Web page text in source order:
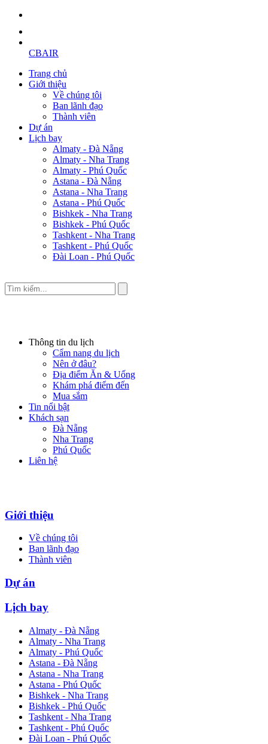
CBAIR
Trang chủ
Giới thiệu
Về chúng tôi
Ban lãnh đạo
Thành viên
Dự án
Lịch bay
Almaty - Đà Nẵng
Almaty - Nha Trang
Almaty - Phú Quốc
Astana - Đà Nẵng
Astana - Nha Trang
Astana - Phú Quốc
Bishkek - Nha Trang
Bishkek - Phú Quốc
Tashkent - Nha Trang
Tashkent - Phú Quốc
Đài Loan - Phú Quốc
Thông tin du lịch
Cẩm nang du lịch
Nên ở đâu?
Địa điểm Ăn & Uống
Khám phá điểm đến
Mua sắm
Tin nổi bật
Khách sạn
Đà Nẵng
Nha Trang
Phú Quốc
Liên hệ
Giới thiệu
Về chúng tôi
Ban lãnh đạo
Thành viên
Dự án
Lịch bay
Almaty - Đà Nẵng
Almaty - Nha Trang
Almaty - Phú Quốc
Astana - Đà Nẵng
Astana - Nha Trang
Astana - Phú Quốc
Bishkek - Nha Trang
Bishkek - Phú Quốc
Tashkent - Nha Trang
Tashkent - Phú Quốc
Đài Loan - Phú Quốc